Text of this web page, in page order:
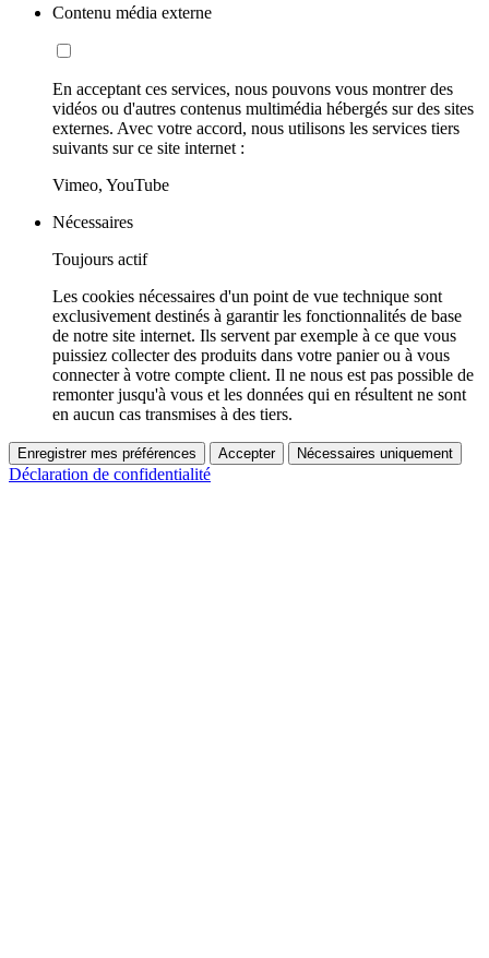
Contenu média externe
En acceptant ces services, nous pouvons vous montrer des
vidéos ou d'autres contenus multimédia hébergés sur des sites
externes. Avec votre accord, nous utilisons les services tiers
suivants sur ce site internet :
Vimeo, YouTube
Nécessaires
Toujours actif
Les cookies nécessaires d'un point de vue technique sont
exclusivement destinés à garantir les fonctionnalités de base
de notre site internet. Ils servent par exemple à ce que vous
puissiez collecter des produits dans votre panier ou à vous
connecter à votre compte client. Il ne nous est pas possible de
remonter jusqu'à vous et les données qui en résultent ne sont
en aucun cas transmises à des tiers.
Enregistrer mes préférences Accepter Nécessaires uniquement
Déclaration de confidentialité